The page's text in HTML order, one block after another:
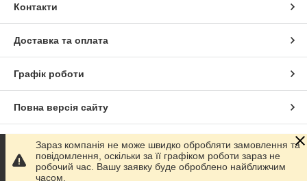
Контакти
Доставка та оплата
Графік роботи
Повна версія сайту
Сайт створено на маркетплейсі Prom.ua
Політика конфіденційності
Зараз компанія не може швидко обробляти замовлення та
повідомлення, оскільки за її графіком роботи зараз не
робочий час. Вашу заявку буде оброблено найближчим
часом.